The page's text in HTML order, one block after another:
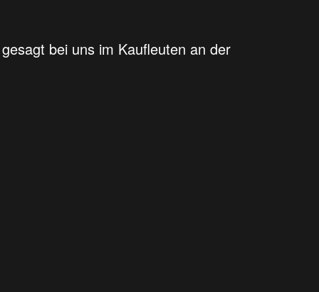
bei uns im Kaufleuten an der